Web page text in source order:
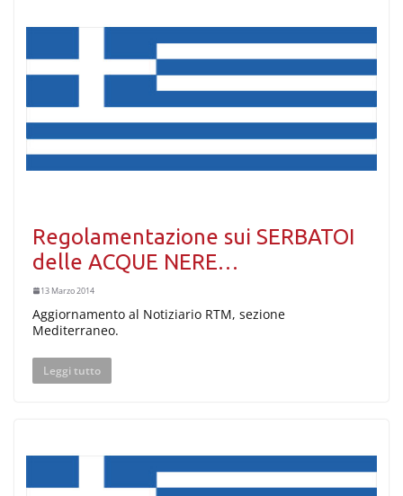
Regolamentazione sui SERBATOI
delle ACQUE NERE…
13 Marzo 2014
Aggiornamento al Notiziario RTM, sezione
Mediterraneo.
Leggi tutto